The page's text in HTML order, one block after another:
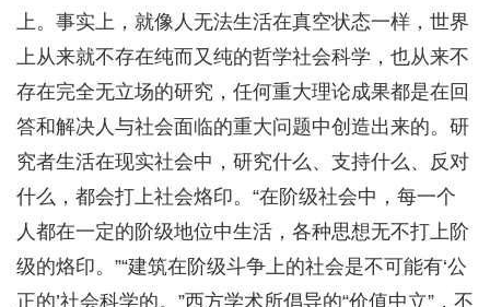
上。事实上，就像人无法生活在真空状态一样，世界
上从来就不存在纯而又纯的哲学社会科学，也从来不
存在完全无立场的研究，任何重大理论成果都是在回
答和解决人与社会面临的重大问题中创造出来的。研
究者生活在现实社会中，研究什么、支持什么、反对
什么，都会打上社会烙印。“在阶级社会中，每一个
人都在一定的阶级地位中生活，各种思想无不打上阶
级的烙印。”“建筑在阶级斗争上的社会是不可能有‘公
正的’社会科学的。”西方学术所倡导的“价值中立”，不